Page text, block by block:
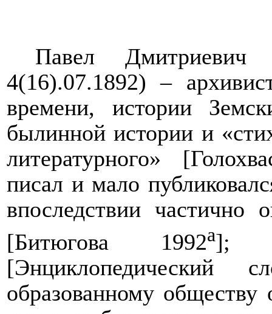
Павел Дмитриевич
4(16).07.1892) –
времени, истории
былинной истории и
литературного»
писал и мало
впоследствии частично
[Битюгова 1992а];
[Энциклопедический
образованному обществу